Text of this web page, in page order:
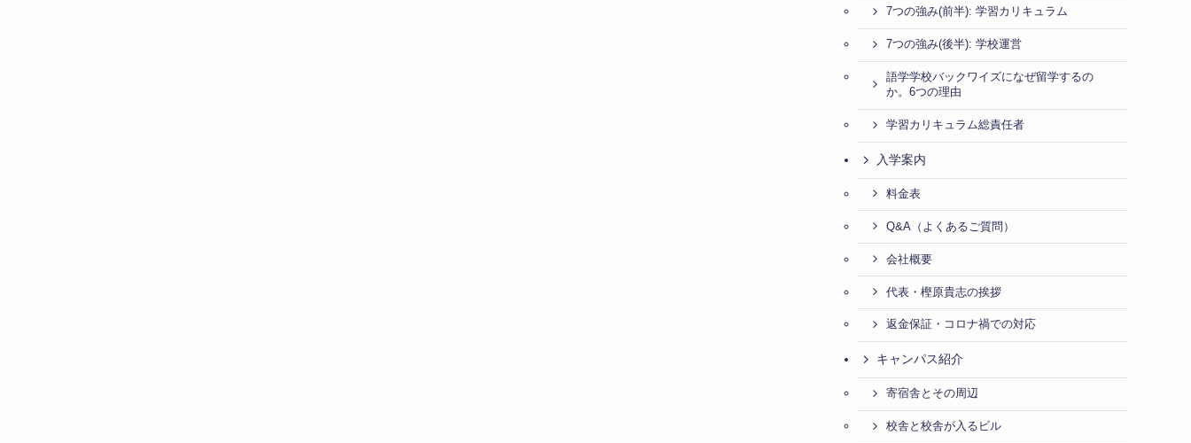
7つの強み(前半): 学習カリキュラム
7つの強み(後半): 学校運営
語学学校バックワイズになぜ留学するの
か。6つの理由
学習カリキュラム総責任者
入学案内
料金表
Q&A（よくあるご質問）
会社概要
代表・樫原貴志の挨拶
返金保証・コロナ禍での対応
キャンパス紹介
寄宿舎とその周辺
校舎と校舎が入るビル